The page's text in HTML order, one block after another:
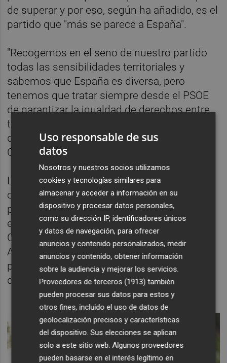
de superar y por eso, según ha añadido, es el
partido que "más se parece a España".
"Recogemos en el seno de nuestro partido
todas las sensibilidades territoriales y
sabemos que España es diversa, pero
tenemos que tratar siempre desde el PSOE
de garantizar la igualdad de derechos entre
todos los ciudadanos independientemente
del lugar donde vivan, y actualmente eso en
Cataluña no se está produciendo", ha dicho.
La convocatoria de elecciones es, en su
opinión, uno de los mecanismos previstos
para generar "una normalidad democrática y
el respeto a la legalidad, no solo a la
Constitución, también al Estatuto de
Autonomía, y al reglamento del parlamento"
para garantizar la convivencia democrática
de la ciudadanía.
Uso responsable de sus
datos
Nosotros y nuestros socios utilizamos
cookies y tecnologías similares para
almacenar y acceder a información en su
dispositivo y procesar datos personales,
como su dirección IP, identificadores únicos
y datos de navegación, para ofrecer
anuncios y contenido personalizados, medir
anuncios y contenido, obtener información
sobre la audiencia y mejorar los servicios.
Proveedores de terceros (1913) también
pueden procesar sus datos para estos y
otros fines, incluido el uso de datos de
geolocalización precisos y características
del dispositivo. Sus elecciones se aplican
solo a este sitio web. Algunos proveedores
pueden basarse en el interés legítimo en